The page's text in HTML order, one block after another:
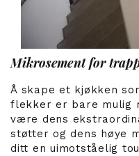
Mikrosement for
Å skape et kjøkken
flekker er bare mulig
være dens
støtter og dens høye
ditt en uimotståelig